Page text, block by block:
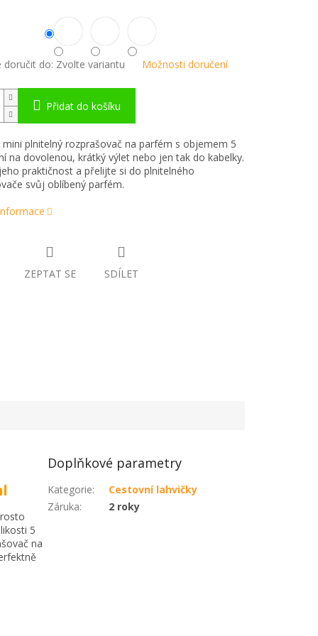
doručit do: Zvolte variantu Možnosti doručení
Přidat do košíku
mini plnitelný rozprašovač na parfém s objemem 5
na dovolenou, krátký výlet nebo jen tak do kabelky.
praktičnost a přelijte si do plnitelného
svůj oblíbený parfém.
ZEPTAT SE SDÍLET
5
na
Doplňkové parametry
Kategorie:
Cestovní lahvičky
Záruka: 2 roky